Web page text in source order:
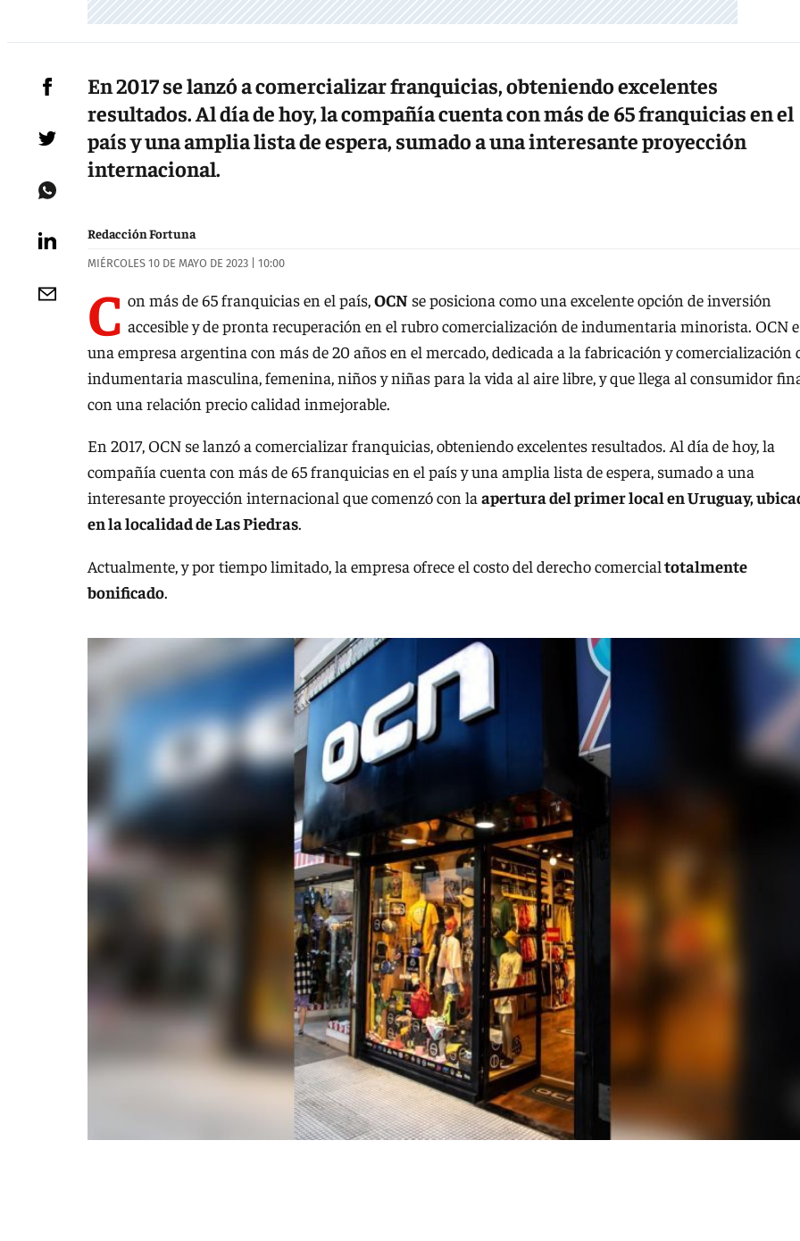
En 2017 se lanzó a comercializar franquicias, obteniendo excelentes
resultados. Al día de hoy, la compañía cuenta con más de 65 franquicias en el
país y una amplia lista de espera, sumado a una interesante proyección
internacional.
Redacción Fortuna
MIÉRCOLES 10 DE MAYO DE 2023 | 10:00
C on más de 65 franquicias en el país,OCN se posiciona como una excelente opción de inversión
accesible y de pronta recuperación en el rubro comercialización de indumentaria minorista. OCN
una empresa argentina con más de 20 años en el mercado, dedicada a la fabricación y comercialización
indumentaria masculina, femenina, niños y niñas para la vida al aire libre, y que llega al consumidor
con una relación precio calidad inmejorable.
En 2017, OCN se lanzó a comercializar franquicias, obteniendo excelentes resultados. Al día de hoy, la
compañía cuenta con más de 65 franquicias en el país y una amplia lista de espera, sumado a una
interesante proyección internacional que comenzó con la apertura del primer local en Uruguay,
en la localidad de Las Piedras.
Actualmente, y por tiempo limitado, la empresa ofrece el costo del derecho comercialtotalmente
bonificado.